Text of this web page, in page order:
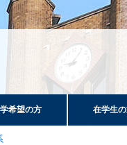
希望の方 在学生